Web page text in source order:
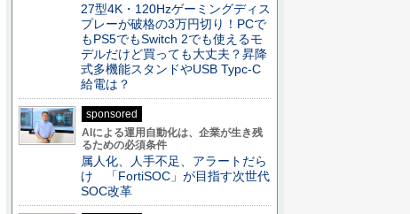
27型4K・120Hzゲーミングディス
プレーが破格の3万円切り！PCで
もPS5でもSwitch 2でも使えるモ
デルだけど買っても大丈夫？昇降
式多機能スタンドやUSB Typc-C
給電は？
sponsored
AIによる運用自動化は、企業が生き残
るための必須条件
属人化、人手不足、アラートだら
け 「FortiSOC」が目指す次世代
SOC改革